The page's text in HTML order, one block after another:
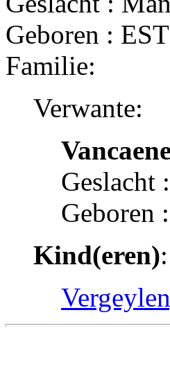
Geboren :
Familie:
Verwante:
Geslacht
Geboren
Kind(eren):